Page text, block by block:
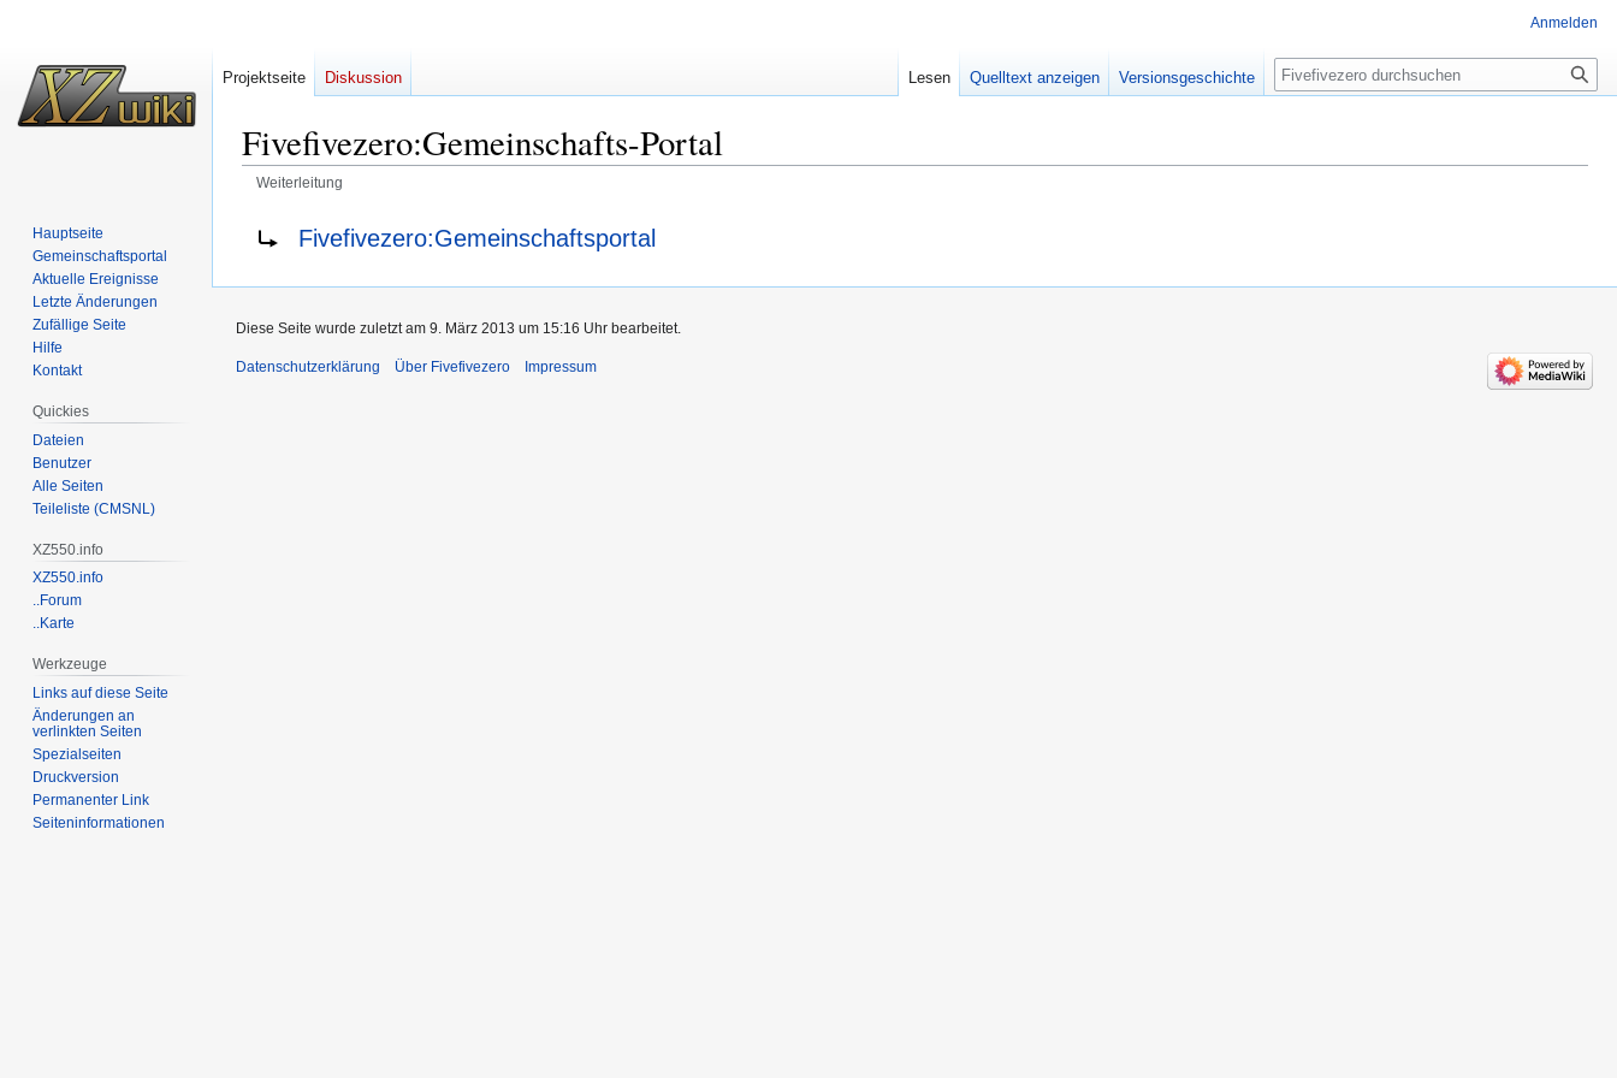
Fivefivezero:Gemeinschafts-Portal
Weiterleitung
Navigation
Suche
Weiterleitung nach:
Fivefivezero:Gemeinschaftsportal
Anmelden
Projektseite Diskussion Lesen Quelltext anzeigen Versionsgeschichte Suche
Hauptseite
Gemeinschafts­portal
Aktuelle Ereignisse
Letzte Änderungen
Zufällige Seite
Hilfe
Kontakt
Quickies
Dateien
Benutzer
Alle Seiten
Teileliste (CMSNL)
XZ550.info
XZ550.info
..Forum
..Karte
Werkzeuge
Links auf diese Seite
Änderungen an
verlinkten Seiten
Spezialseiten
Druckversion
Permanenter Link
Seiten­informationen
Diese Seite wurde zuletzt am 9. März 2013 um 15:16 Uhr bearbeitet.
Datenschutzerklärung Über Fivefivezero Impressum